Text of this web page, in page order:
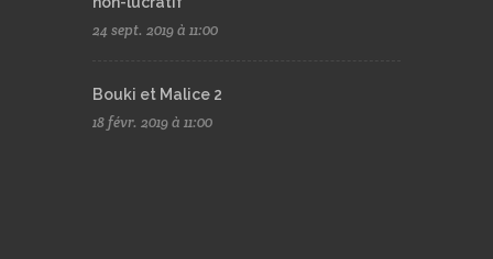
24 sept. 2019 à 11:00
Bouki et Malice 2
18 févr. 2019 à 11:00